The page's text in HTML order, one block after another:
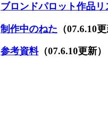
ブロンドパロット作品リ
制作中のねた （07.6.10
参考資料（07.6.10更新）